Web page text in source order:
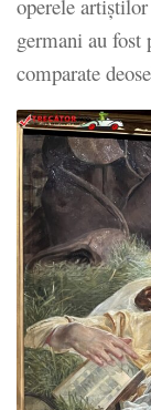
operele
germani au fost
comparate